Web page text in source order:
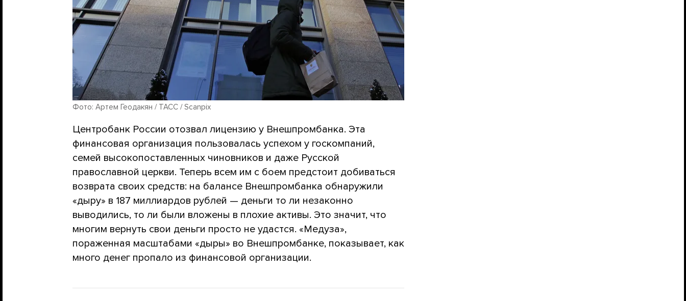
Фото: Артем Геодакян / ТАСС / Scanpix
Центробанк России отозвал лицензию у Внешпромбанка. Эта
финансовая организация пользовалась успехом у госкомпаний,
семей высокопоставленных чиновников и даже Русской
православной церкви. Теперь всем им с боем предстоит добиваться
возврата своих средств: на балансе Внешпромбанка обнаружили
«дыру» в 187 миллиардов рублей — деньги то ли незаконно
выводились, то ли были вложены в плохие активы. Это значит, что
многим вернуть свои деньги просто не удастся. «Медуза»,
пораженная масштабами «дыры» во Внешпромбанке, показывает, как
много денег пропало из финансовой организации.